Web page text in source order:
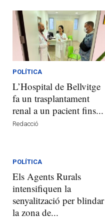
POLÍTICA
L’Hospital de Bellvitge
fa un trasplantament
renal a un pacient fins...
Redacció
POLÍTICA
Els Agents Rurals
intensifiquen la
senyalització per blindar
la zona de...